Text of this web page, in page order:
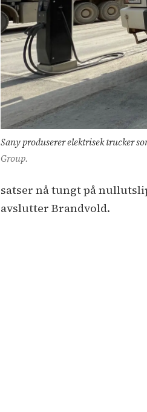
Sany produserer elektrisek trucker
Group.
satser nå tungt på
avslutter Brandvold.